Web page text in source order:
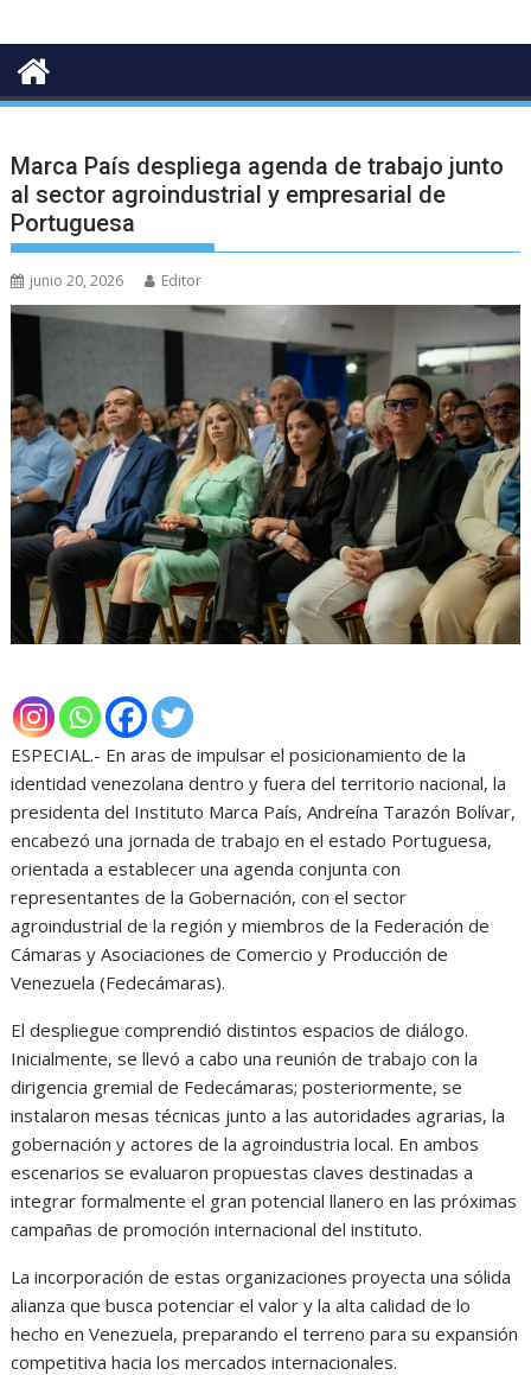
Marca País despliega agenda de trabajo junto
al sector agroindustrial y empresarial de
Portuguesa
junio 20, 2026 Editor
ESPECIAL.- En aras de impulsar el posicionamiento de la
identidad venezolana dentro y fuera del territorio nacional, la
presidenta del Instituto Marca País, Andreína Tarazón Bolívar,
encabezó una jornada de trabajo en el estado Portuguesa,
orientada a establecer una agenda conjunta con
representantes de la Gobernación, con el sector
agroindustrial de la región y miembros de la Federación de
Cámaras y Asociaciones de Comercio y Producción de
Venezuela (Fedecámaras).
El despliegue comprendió distintos espacios de diálogo.
Inicialmente, se llevó a cabo una reunión de trabajo con la
dirigencia gremial de Fedecámaras; posteriormente, se
instalaron mesas técnicas junto a las autoridades agrarias, la
gobernación y actores de la agroindustria local. En ambos
escenarios se evaluaron propuestas claves destinadas a
integrar formalmente el gran potencial llanero en las próximas
campañas de promoción internacional del instituto.
La incorporación de estas organizaciones proyecta una sólida
alianza que busca potenciar el valor y la alta calidad de lo
hecho en Venezuela, preparando el terreno para su expansión
competitiva hacia los mercados internacionales.